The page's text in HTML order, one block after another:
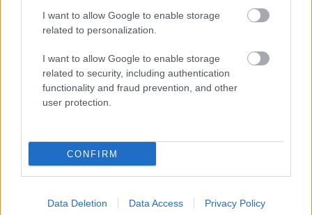
I want to allow Google to enable storage
related to personalization.
I want to allow Google to enable storage
related to security, including authentication
functionality and fraud prevention, and other
user protection.
CONFIRM
Data Deletion Data Access Privacy Policy
Τα λεγόμενα του Τραμπ και η διαμάχη
με τα μέσα
Τραμπ, εμφανώς εκνευρισμένος από επικρίσεις,
διακήρυξε σε ομιλία: «
πλατφόρμας Truth Social τόνισε έμφαση με
κεφαλαία γράμματα: «Εντελώς κατεστραμμένες!